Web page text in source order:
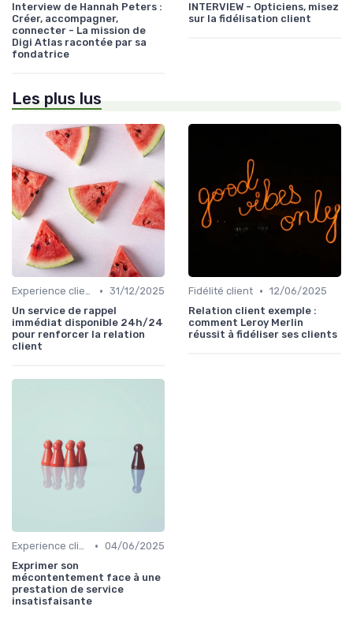
Interview de Hannah Peters :
Créer, accompagner,
connecter - La mission de
Digi Atlas racontée par sa
fondatrice
INTERVIEW - Opticiens, misez
sur la fidélisation client
Les plus lus
Experience client • 31/12/2025
Un service de rappel
immédiat disponible 24h/24
pour renforcer la relation
client
Fidélité client • 12/06/2025
Relation client exemple :
comment Leroy Merlin
réussit à fidéliser ses clients
Experience client • 04/06/2025
Exprimer son
mécontentement face à une
prestation de service
insatisfaisante